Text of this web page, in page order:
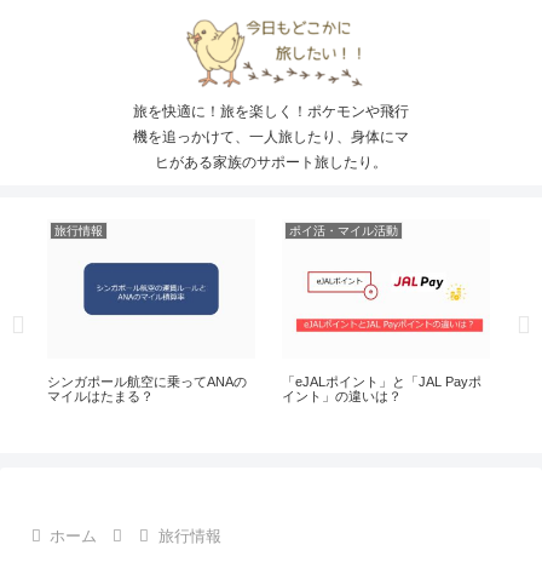
旅を快適に！旅を楽しく！ポケモンや飛行
機を追っかけて、一人旅したり、身体にマ
ヒがある家族のサポート旅したり。
旅行情報
シンガポール航空に乗ってANAの
マイルはたまる？
ポイ活・マイル活動
「eJALポイント」と「JAL Payポ
イント」の違いは？
ホーム 旅行情報